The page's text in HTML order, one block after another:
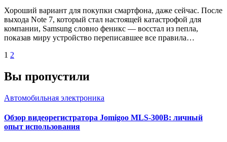
Хороший вариант для покупки смартфона, даже сейчас. После
выхода Note 7, который стал настоящей катастрофой для
компании, Samsung словно феникс — восстал из пепла,
показав миру устройство переписавшее все правила…
Пагинация
записей
1 2
Вы пропустили
Автомобильная электроника
Обзор видеорегистратора Jomigoo MLS-300B: личный
опыт использования